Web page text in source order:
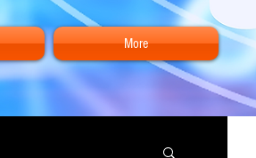
More